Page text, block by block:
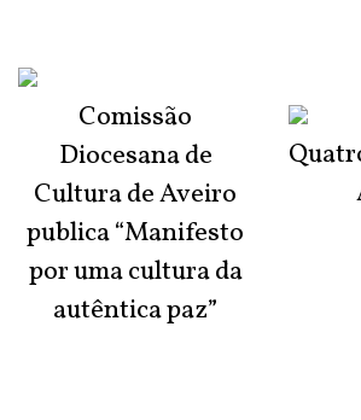
Comissão
Diocesana de
Cultura de Aveiro
publica “Manifesto
por uma cultura da
autêntica paz”